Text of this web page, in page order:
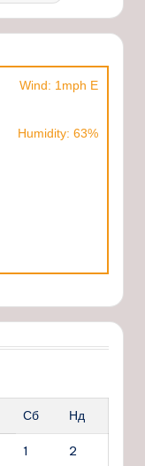
Wind: 1mph E
Humidity: 63%
Сб Нд
1 2